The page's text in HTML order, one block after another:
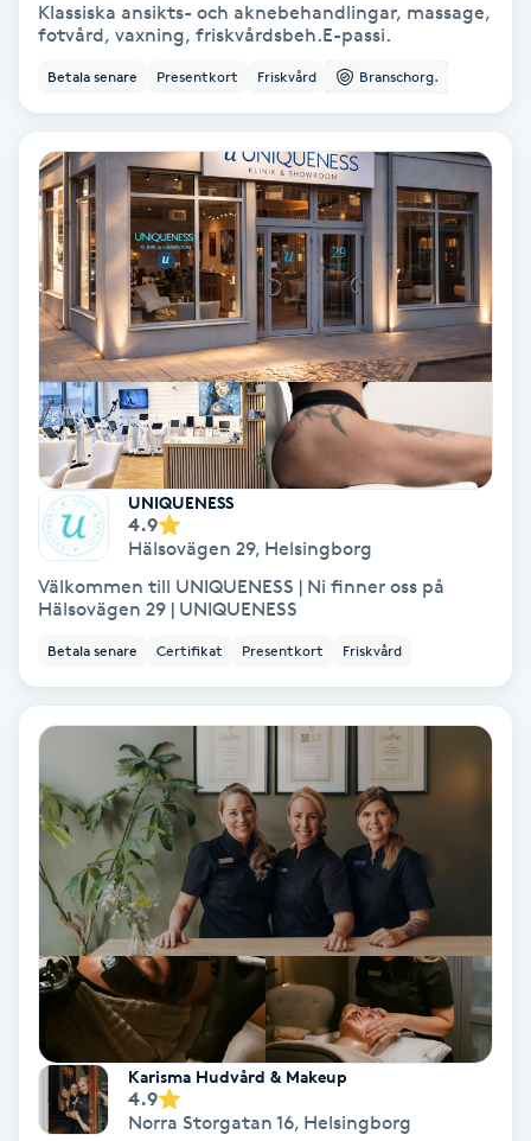
Color correction
Cryoterapi
Damklippning
Dermapen
Diamantslipning
Enzympeeling
Extensions
Extensions borttagning
Face framing
Faceliftmassage
Fet hårbotten
Fettreducering
Fibromassage
Fillers
Fotmassage
Klassiska ansikts- och aknebehandlingar, massage,
fotvård, vaxning, friskvårdsbeh.E-passi.
Betala senare Presentkort Friskvård Branschorg.
UNIQUENESS
4.9
Hälsovägen 29, Helsingborg
Välkommen till UNIQUENESS | Ni finner oss på
Hälsovägen 29 | UNIQUENESS
Betala senare Certifikat Presentkort Friskvård
Karisma Hudvård & Makeup
4.9
Norra Storgatan 16, Helsingborg